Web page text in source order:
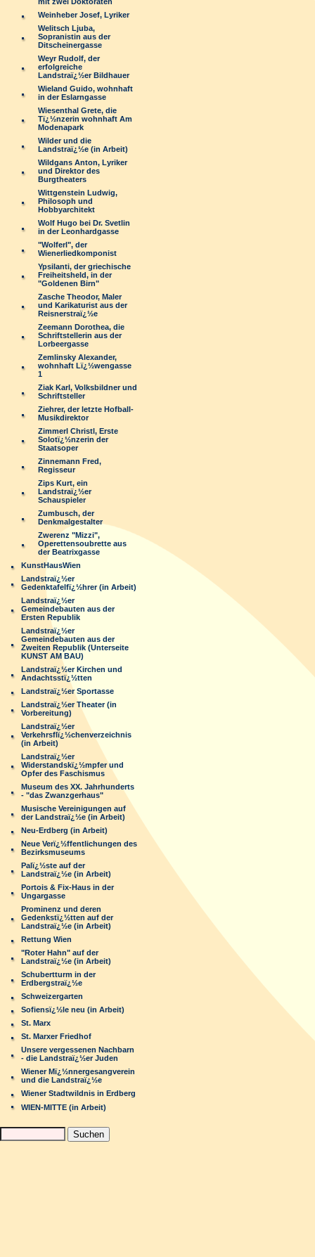
Weinheber Josef, Lyriker
Welitsch Ljuba,
Sopranistin aus der
Ditscheinergasse
Weyr Rudolf, der
erfolgreiche
Landstraï¿½er Bildhauer
Wieland Guido, wohnhaft
in der Eslarngasse
Wiesenthal Grete, die
Tï¿½nzerin wohnhaft Am
Modenapark
Wilder und die
Landstraï¿½e (in Arbeit)
Wildgans Anton, Lyriker
und Direktor des
Burgtheaters
Wittgenstein Ludwig,
Philosoph und
Hobbyarchitekt
Wolf Hugo bei Dr. Svetlin
in der Leonhardgasse
"Wolferl", der
Wienerliedkomponist
Ypsilanti, der griechische
Freiheitsheld, in der
"Goldenen Birn"
Zasche Theodor, Maler
und Karikaturist aus der
Reisnerstraï¿½e
Zeemann Dorothea, die
Schriftstellerin aus der
Lorbeergasse
Zemlinsky Alexander,
wohnhaft Lï¿½wengasse
1
Ziak Karl, Volksbildner und
Schriftsteller
Ziehrer, der letzte Hofball-
Musikdirektor
Zimmerl Christl, Erste
Solotï¿½nzerin der
Staatsoper
Zinnemann Fred,
Regisseur
Zips Kurt, ein
Landstraï¿½er
Schauspieler
Zumbusch, der
Denkmalgestalter
Zwerenz "Mizzi",
Operettensoubrette aus
der Beatrixgasse
KunstHausWien
Landstraï¿½er
Gedenktafelfï¿½hrer (in Arbeit)
Landstraï¿½er
Gemeindebauten aus der
Ersten Republik
Landstraï¿½er
Gemeindebauten aus der
Zweiten Republik (Unterseite
KUNST AM BAU)
Landstraï¿½er Kirchen und
Andachtsstï¿½tten
Landstraï¿½er Sportasse
Landstraï¿½er Theater (in
Vorbereitung)
Landstraï¿½er
Verkehrsflï¿½chenverzeichnis
(in Arbeit)
Landstraï¿½er
Widerstandskï¿½mpfer und
Opfer des Faschismus
Museum des XX. Jahrhunderts
- "das Zwanzgerhaus"
Musische Vereinigungen auf
der Landstraï¿½e (in Arbeit)
Neu-Erdberg (in Arbeit)
Neue Verï¿½ffentlichungen des
Bezirksmuseums
Palï¿½ste auf der
Landstraï¿½e (in Arbeit)
Portois & Fix-Haus in der
Ungargasse
Prominenz und deren
Gedenkstï¿½tten auf der
Landstraï¿½e (in Arbeit)
Rettung Wien
"Roter Hahn" auf der
Landstraï¿½e (in Arbeit)
Schubertturm in der
Erdbergstraï¿½e
Schweizergarten
Sofiensï¿½le neu (in Arbeit)
St. Marx
St. Marxer Friedhof
Unsere vergessenen Nachbarn
- die Landstraï¿½er Juden
Wiener Mï¿½nnergesangverein
und die Landstraï¿½e
Wiener Stadtwildnis in Erdberg
WIEN-MITTE (in Arbeit)